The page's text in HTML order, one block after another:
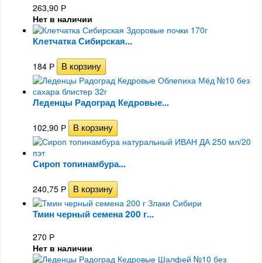
263,90 Р
Нет в наличии
Клетчатка Сибирская...
184 Р
Леденцы Радоград Кедровые...
102,90 Р
Сироп топинамбура...
240,75 Р
Тмин черный семена 200 г...
270 Р
Нет в наличии